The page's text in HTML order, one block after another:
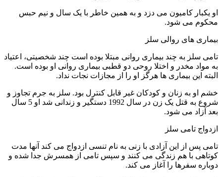
او یکبار کامیون می دزد و به همین خاطر با یک سال و نیم حبس
محکوم می شود.
بیماری های روالی سلز
تامی سلز به چند بیماری روانی مبتلا بوده است چند شخصیتی، اعتیاد
به مواد مخدر و اختلا روحی دو قطبی بیماری روانی او بوده است.
البته این بیماری ها هرگز او را از مجازات نجات نداد.
خشم او به زنان و کودکان غیر قابل کنترل بود. سلز به جرم تجاوز و
شروع به قتل یک زن در سال 1992 دستگیر و زندانی شد او 5 سال
بعد آزاد می شود.
ازدواج تامی سلز
تامی پس از این آزادی با زنی به نام تنسی ازدواج می کند آنها مدت
کوتاهی با هم زندگی می کنند و سپس تامی از همسرش جدا شده و
دوباره سفرها را آغاز می کند.